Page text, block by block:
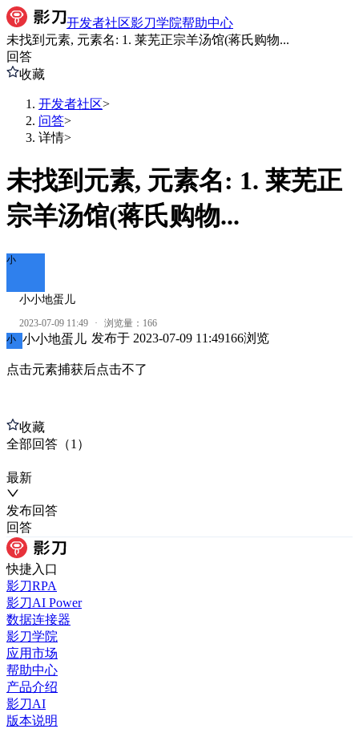
开发者社区影刀学院帮助中心
未找到元素, 元素名: 1. 莱芜正宗羊汤馆(蒋氏购物...
回答
收藏
开发者社区>
问答>
详情>
未找到元素, 元素名: 1. 莱芜正
宗羊汤馆(蒋氏购物...
小
小小地蛋儿
2023-07-09 11:49 · 浏览量： 166
小 小小地蛋儿 发布于 2023-07-09 11:49166浏览
点击元素捕获后点击不了
收藏
全部回答 （1 ）
最新
发布回答
回答
快捷入口
影刀RPA
影刀AI Power
数据连接器
影刀学院
应用市场
帮助中心
产品介绍
影刀AI
版本说明